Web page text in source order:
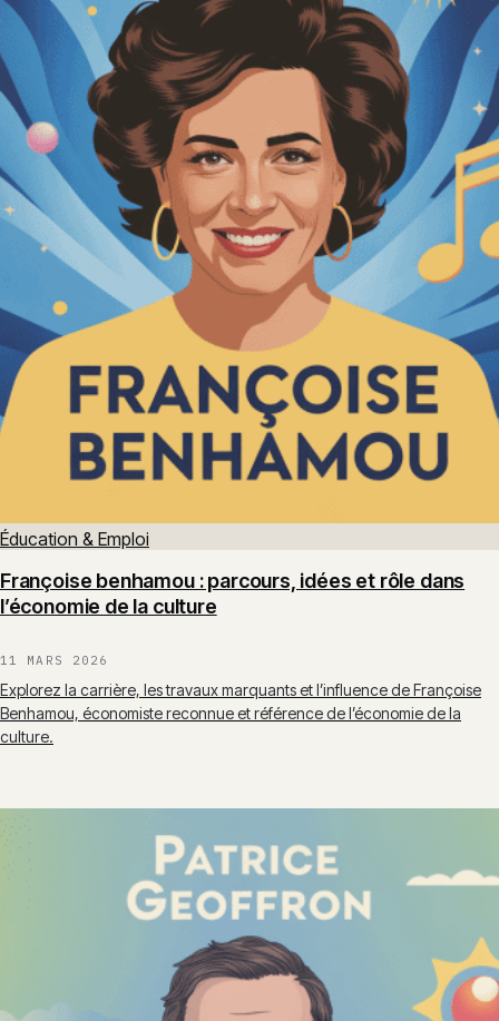
Éducation & Emploi
Françoise benhamou : parcours, idées et rôle dans
l’économie de la culture
11 MARS 2026
Explorez la carrière, les travaux marquants et l’influence de Françoise
Benhamou, économiste reconnue et référence de l’économie de la
culture.